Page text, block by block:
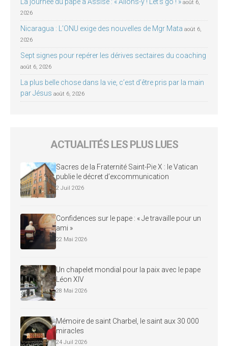
août 6,
2026
Nicaragua : L’ONU exige des nouvelles de Mgr Mata août 6,
2026
Sept signes pour repérer les dérives sectaires du coaching
août 6, 2026
La plus belle chose dans la vie, c’est d’être pris par la main
par Jésus août 6, 2026
ACTUALITÉS LES PLUS LUES
Sacres de la Fraternité Saint-Pie X : le Vatican
publie le décret d’excommunication
2 Juil 2026
Confidences sur le pape : « Je travaille pour un
ami »
22 Mai 2026
Un chapelet mondial pour la paix avec le pape
Léon XIV
28 Mai 2026
Mémoire de saint Charbel, le saint aux 30 000
miracles
24 Juil 2026